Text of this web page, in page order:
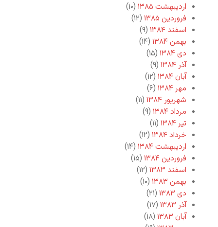
اردیبهشت ۱۳۸۵
(۱۰)
فروردین ۱۳۸۵
(۱۲)
اسفند ۱۳۸۴
(۹)
بهمن ۱۳۸۴
(۱۴)
دی ۱۳۸۴
(۱۵)
آذر ۱۳۸۴
(۹)
آبان ۱۳۸۴
(۱۲)
مهر ۱۳۸۴
(۶)
شهریور ۱۳۸۴
(۱۱)
مرداد ۱۳۸۴
(۹)
تیر ۱۳۸۴
(۱۱)
خرداد ۱۳۸۴
(۱۲)
اردیبهشت ۱۳۸۴
(۱۴)
فروردین ۱۳۸۴
(۱۵)
اسفند ۱۳۸۳
(۱۲)
بهمن ۱۳۸۳
(۱۰)
دی ۱۳۸۳
(۲۱)
آذر ۱۳۸۳
(۱۷)
آبان ۱۳۸۳
(۱۸)